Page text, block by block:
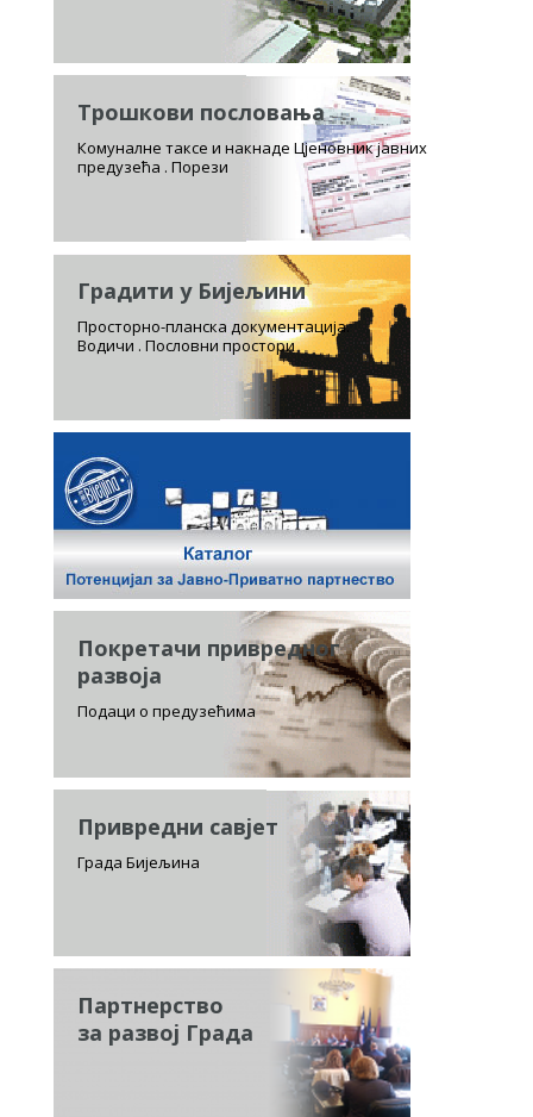
Трошкови пословања
Комуналне таксе и накнаде Цјеновник јавних
предузећа . Порези
Градити у Бијељини
Просторно-планска документација.
Водичи . Пословни простори
Покретачи привредног
развоја
Подаци о предузећима
Привредни савјет
Града Бијељина
Партнерство
за развој Града